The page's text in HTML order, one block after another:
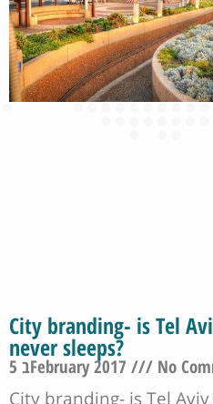
City branding- is Tel
never sleeps?
5 בFebruary 2017
No
City branding- is Tel